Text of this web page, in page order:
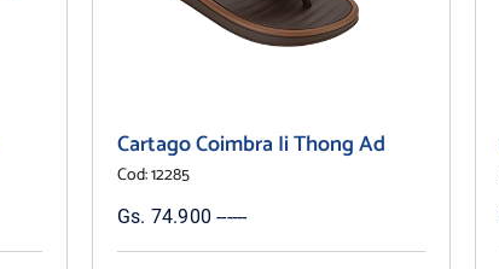
Cartago Coimbra Ii Thong Ad
Cod: 12285
Gs. 74.900 ------